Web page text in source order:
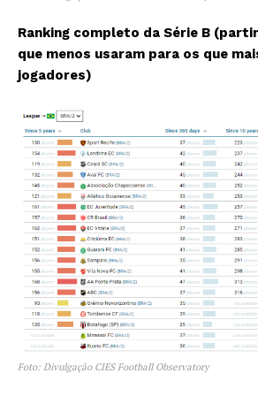
Ranking completo da Série B
que menos usaram para os que
jogadores)
Foto: Divulgação CIES Football Observatory